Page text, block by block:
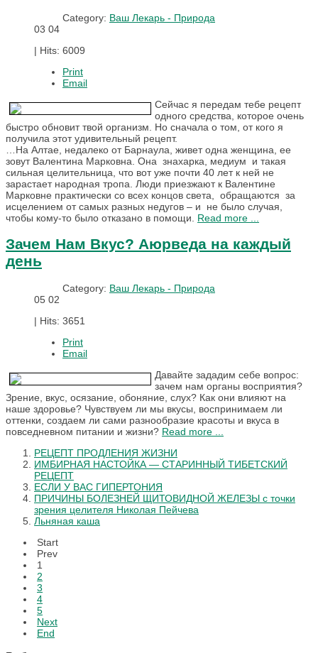
Category: Ваш Лекарь - Природа
03 04
| Hits: 6009
Print
Email
Сейчас я передам тебе рецепт
одного средства, которое очень
быстро обновит твой организм. Но сначала о том, от кого я
получила этот удивительный рецепт.
…На Алтае, недалеко от Барнаула, живет одна женщина, ее
зовут Валентина Марковна. Она знахарка, медиум и такая
сильная целительница, что вот уже почти 40 лет к ней не
зарастает народная тропа. Люди приезжают к Валентине
Марковне практически со всех концов света, обращаются за
исцелением от самых разных недугов – и не было случая,
чтобы кому-то было отказано в помощи. Read more ...
Зачем Нам Вкус? Аюрведа на каждый
день
Category: Ваш Лекарь - Природа
05 02
| Hits: 3651
Print
Email
Давайте зададим себе вопрос:
зачем нам органы восприятия?
Зрение, вкус, осязание, обоняние, слух? Как они влияют на
наше здоровье? Чувствуем ли мы вкусы, воспринимаем ли
оттенки, создаем ли сами разнообразие красоты и вкуса в
повседневном питании и жизни? Read more ...
РЕЦЕПТ ПРОДЛЕНИЯ ЖИЗНИ
ИМБИРНАЯ НАСТОЙКА — СТАРИННЫЙ ТИБЕТСКИЙ
РЕЦЕПТ
ЕСЛИ У ВАС ГИПЕРТОНИЯ
ПРИЧИНЫ БОЛЕЗНЕЙ ЩИТОВИДНОЙ ЖЕЛЕЗЫ с точки
зрения целителя Николая Пейчева
Льняная каша
Start
Prev
1
2
3
4
5
Next
End